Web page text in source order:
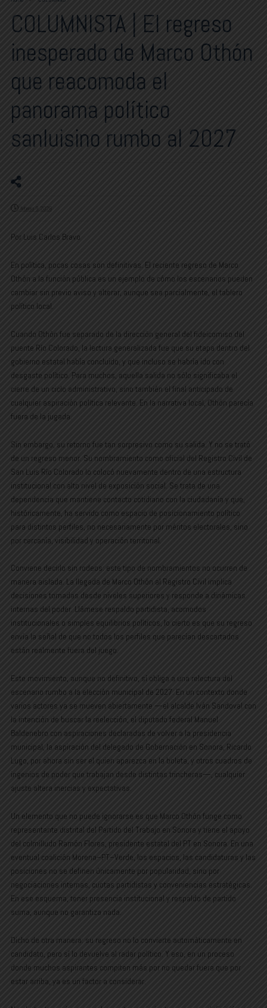
COLUMNISTA | El regreso
inesperado de Marco Othón
que reacomoda el
panorama político
sanluisino rumbo al 2027
febrero 9, 2026
Por Luis Carlos Bravo
En política, pocas cosas son definitivas. El reciente regreso de Marco
Othón a la función pública es un ejemplo de cómo los escenarios pueden
cambiar sin previo aviso y alterar, aunque sea parcialmente, el tablero
político local.
Cuando Othón fue separado de la dirección general del fideicomiso del
puente Río Colorado, la lectura generalizada fue que su etapa dentro del
gobierno estatal había concluido, y que incluso se habría ido con
desgaste político. Para muchos, aquella salida no sólo significaba el
cierre de un ciclo administrativo, sino también el final anticipado de
cualquier aspiración política relevante. En la narrativa local, Othón parecía
fuera de la jugada.
Sin embargo, su retorno fue tan sorpresivo como su salida. Y no se trató
de un regreso menor. Su nombramiento como oficial del Registro Civil de
San Luis Río Colorado lo colocó nuevamente dentro de una estructura
institucional con alto nivel de exposición social. Se trata de una
dependencia que mantiene contacto cotidiano con la ciudadanía y que,
históricamente, ha servido como espacio de posicionamiento político
para distintos perfiles, no necesariamente por méritos electorales, sino
por cercanía, visibilidad y operación territorial.
Conviene decirlo sin rodeos: este tipo de nombramientos no ocurren de
manera aislada. La llegada de Marco Othón al Registro Civil implica
decisiones tomadas desde niveles superiores y responde a dinámicas
internas del poder. Llámese respaldo partidista, acomodos
institucionales o simples equilibrios políticos, lo cierto es que su regreso
envía la señal de que no todos los perfiles que parecían descartados
están realmente fuera del juego.
Este movimiento, aunque no definitivo, sí obliga a una relectura del
escenario rumbo a la elección municipal de 2027. En un contexto donde
varios actores ya se mueven abiertamente —el alcalde Iván Sandoval con
la intención de buscar la reelección, el diputado federal Manuel
Baldenebro con aspiraciones declaradas de volver a la presidencia
municipal, la aspiración del delegado de Gobernación en Sonora, Ricardo
Lugo, por ahora sin ser el quien aparezca en la boleta, y otros cuadros de
ingenios de poder que trabajan desde distintas trincheras—, cualquier
ajuste altera inercias y expectativas.
Un elemento que no puede ignorarse es que Marco Othón funge como
representante distrital del Partido del Trabajo en Sonora y tiene el apoyo
del colmilludo Ramón Flores, presidente estatal del PT en Sonora. En una
eventual coalición Morena–PT–Verde, los espacios, las candidaturas y las
posiciones no se definen únicamente por popularidad, sino por
negociaciones internas, cuotas partidistas y conveniencias estratégicas.
En ese esquema, tener presencia institucional y respaldo de partido
suma, aunque no garantiza nada.
Dicho de otra manera: su regreso no lo convierte automáticamente en
candidato, pero sí lo devuelve al radar político. Y eso, en un proceso
donde muchos aspirantes compiten más por no quedar fuera que por
estar arriba, ya es un factor a considerar.